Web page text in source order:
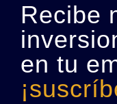
Recibe
en tu